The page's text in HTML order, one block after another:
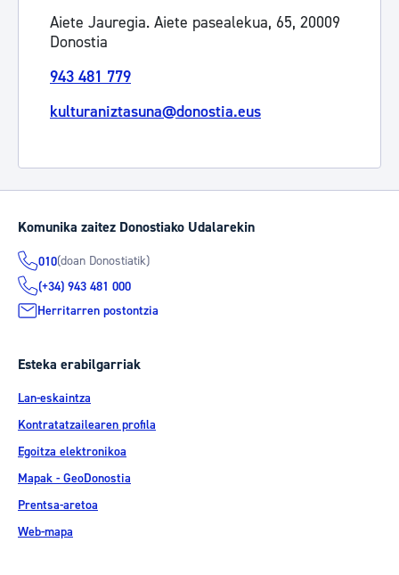
Aiete Jauregia. Aiete pasealekua, 65, 20009
Donostia
943 481 779
kulturaniztasuna@donostia.eus
Komunika zaitez Donostiako Udalarekin
010(doan Donostiatik)
(+34) 943 481 000
Herritarren postontzia
Esteka erabilgarriak
Lan-eskaintza
Kontratatzailearen profila
Egoitza elektronikoa
Mapak - GeoDonostia
Prentsa-aretoa
Web-mapa